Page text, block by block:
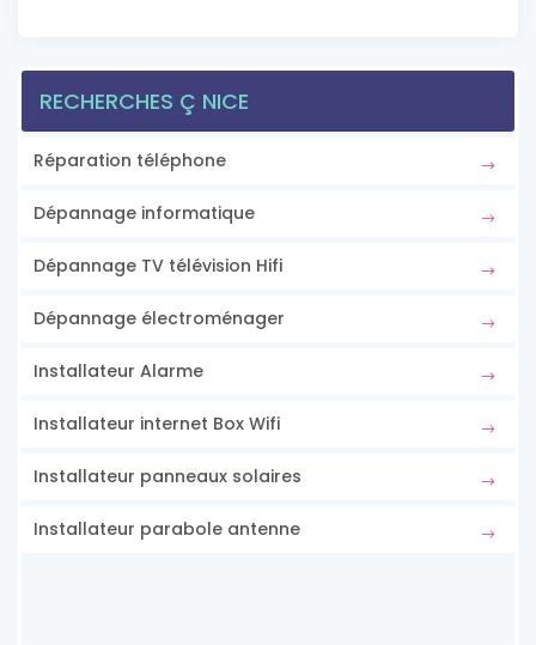
RECHERCHES Ç NICE
Réparation téléphone
Dépannage informatique
Dépannage TV télévision Hifi
Dépannage électroménager
Installateur Alarme
Installateur internet Box Wifi
Installateur panneaux solaires
Installateur parabole antenne